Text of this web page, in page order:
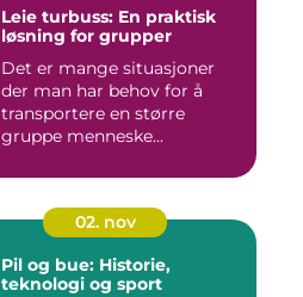
Leie turbuss: En praktisk
løsning for grupper
Det er mange situasjoner
der man har behov for å
transportere en større
gruppe menneske...
02. nov
Pil og bue: Historie,
teknologi og sport